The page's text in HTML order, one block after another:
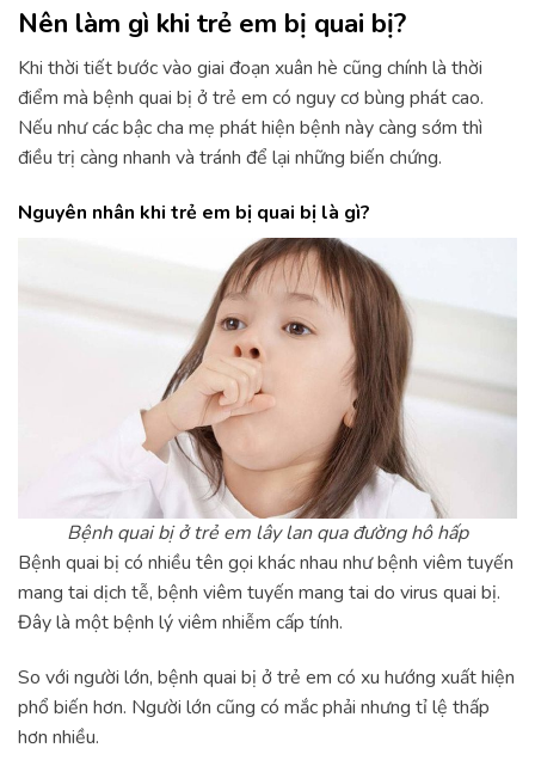
Nên làm gì khi trẻ em bị quai bị?
Khi thời tiết bước vào giai đoạn xuân hè cũng chính là thời
điểm mà bệnh quai bị ở trẻ em có nguy cơ bùng phát cao.
Nếu như các bậc cha mẹ phát hiện bệnh này càng sớm thì
điều trị càng nhanh và tránh để lại những biến chứng.
Nguyên nhân khi trẻ em bị quai bị là gì?
Bệnh quai bị ở trẻ em lây lan qua đường hô hấp
Bệnh quai bị có nhiều tên gọi khác nhau như bệnh viêm tuyến
mang tai dịch tễ, bệnh viêm tuyến mang tai do virus quai bị.
Đây là một bệnh lý viêm nhiễm cấp tính.
So với người lớn, bệnh quai bị ở trẻ em có xu hướng xuất hiện
phổ biến hơn. Người lớn cũng có mắc phải nhưng tỉ lệ thấp
hơn nhiều.